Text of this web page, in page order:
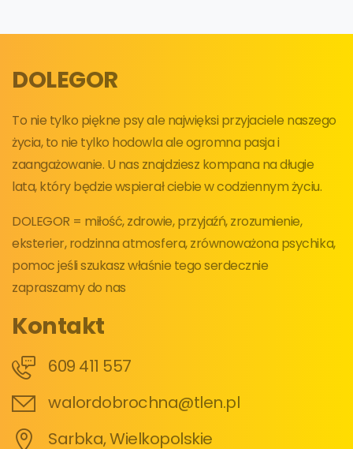
DOLEGOR
To nie tylko piękne psy ale najwięksi przyjaciele naszego
życia, to nie tylko hodowla ale ogromna pasja i
zaangażowanie. U nas znajdziesz kompana na długie
lata, który będzie wspierał ciebie w codziennym życiu.
DOLEGOR = miłość, zdrowie, przyjaźń, zrozumienie,
eksterier, rodzinna atmosfera, zrównoważona psychika,
pomoc jeśli szukasz właśnie tego serdecznie
zapraszamy do nas
Kontakt
609 411 557
walordobrochna@tlen.pl
Sarbka, Wielkopolskie